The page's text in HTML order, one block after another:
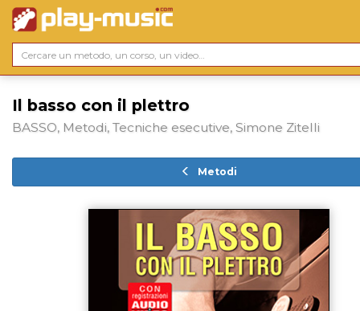
Il basso con il plettro
BASSO, Metodi, Tecniche esecutive, Simone Zitelli
Metodi